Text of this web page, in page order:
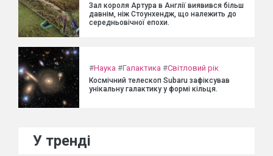
Зал короля Артура в Англії виявився більш
давнім, ніж Стоунхендж, що належить до
середньовічної епохи.
#Наука #Галактика #Світловий рік
Космічний телескоп Subaru зафіксував
унікальну галактику у формі кільця.
У тренді